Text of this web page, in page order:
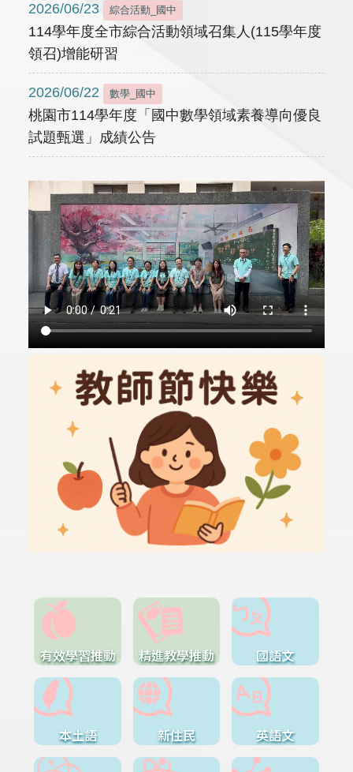
2026/06/23 綜合活動_國中
114學年度全市綜合活動領域召集人(115學年度
領召)增能研習
2026/06/22 數學_國中
桃園市114學年度「國中數學領域素養導向優良
試題甄選」成績公告
有效學習推動 精進教學推動 國語文
本土語 新住民 英語文